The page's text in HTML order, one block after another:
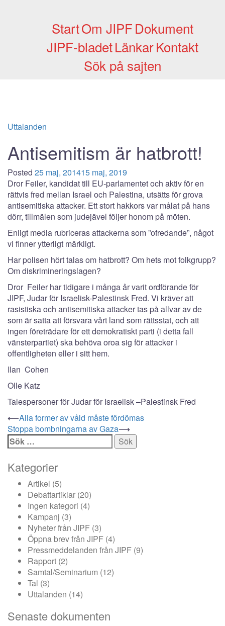
StartOm JIPFDokument
JIPF-bladetLänkarKontakt
Sök på sajten
Uttalanden
Antisemitism är hatbrott!
Posted 25 maj, 201415 maj, 2019
Dror Feiler, kandidat till EU-parlamentet och aktiv för en
rättvis fred mellan Israel och Palestina, utsätts för grova
antisemitiska attacker. Ett stort hakkors var målat på hans
dörr, tillmälen som judejävel följer honom på möten.
Enligt media rubriceras attackerna som ”ofredande”, något
vi finner ytterligt märkligt.
Har polisen hört talas om hatbrott? Om hets mot folkgrupp?
Om diskrimineringslagen?
Dror Feiler har tidigare i många år varit ordförande för
JIPF, Judar för Israelisk-Palestinsk Fred. Vi kräver att
rasistiska och antisemitiska attacker tas på allvar av de
som är satta att försvara vårt land som rättsstat, och att
ingen företrädare för ett demokratiskt parti (i detta fall
vänsterpartiet) ska behöva oroa sig för attacker i
offentligheten eller i sitt hem.
Ilan Cohen
Olle Katz
Talespersoner för Judar för Israelisk –Palestinsk Fred
Post
navigation
⟵Alla former av våld måste fördömas
Stoppa bombningarna av Gaza⟶
Sök
efter:
Kategorier
Artikel (5)
Debattartiklar (20)
Ingen kategori (4)
Kampanj (3)
Nyheter från JIPF (3)
Öppna brev från JIPF (4)
Pressmeddelanden från JIPF (9)
Rapport (2)
Samtal/Seminarium (12)
Tal (3)
Uttalanden (14)
Senaste dokumenten